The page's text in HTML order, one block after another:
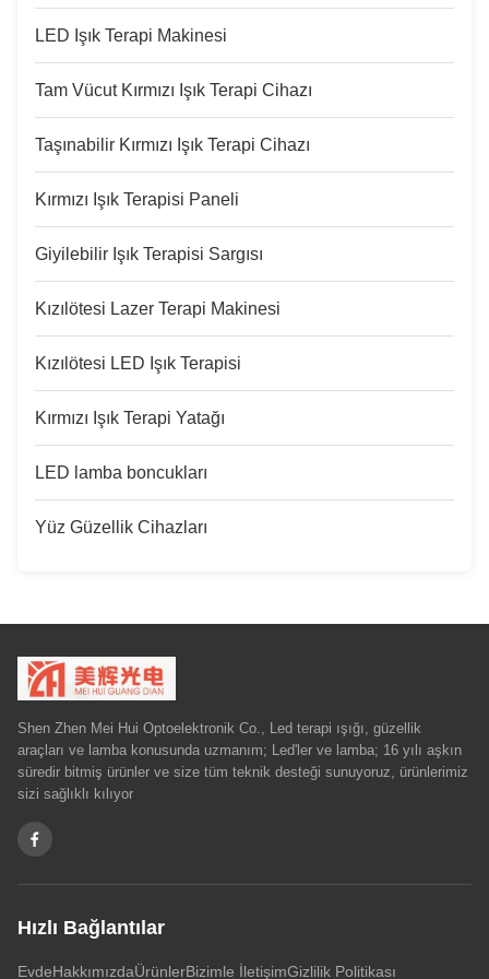
LED Işık Terapi Makinesi
Tam Vücut Kırmızı Işık Terapi Cihazı
Taşınabilir Kırmızı Işık Terapi Cihazı
Kırmızı Işık Terapisi Paneli
Giyilebilir Işık Terapisi Sargısı
Kızılötesi Lazer Terapi Makinesi
Kızılötesi LED Işık Terapisi
Kırmızı Işık Terapi Yatağı
LED lamba boncukları
Yüz Güzellik Cihazları
Shen Zhen Mei Hui Optoelektronik Co., Led terapi ışığı, güzellik
araçları ve lamba konusunda uzmanım; Led'ler ve lamba; 16 yılı aşkın
süredir bitmiş ürünler ve size tüm teknik desteği sunuyoruz, ürünlerimiz
sizi sağlıklı kılıyor
Hızlı Bağlantılar
EvdeHakkımızdaÜrünlerBizimle İletişimGizlilik Politikası